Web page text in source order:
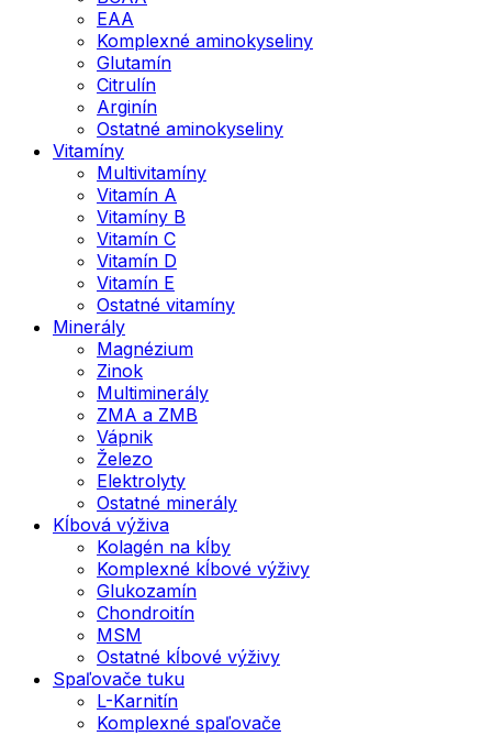
EAA
Komplexné aminokyseliny
Glutamín
Citrulín
Arginín
Ostatné aminokyseliny
Vitamíny
Multivitamíny
Vitamín A
Vitamíny B
Vitamín C
Vitamín D
Vitamín E
Ostatné vitamíny
Minerály
Magnézium
Zinok
Multiminerály
ZMA a ZMB
Vápnik
Železo
Elektrolyty
Ostatné minerály
Kĺbová výživa
Kolagén na kĺby
Komplexné kĺbové výživy
Glukozamín
Chondroitín
MSM
Ostatné kĺbové výživy
Spaľovače tuku
L-Karnitín
Komplexné spaľovače